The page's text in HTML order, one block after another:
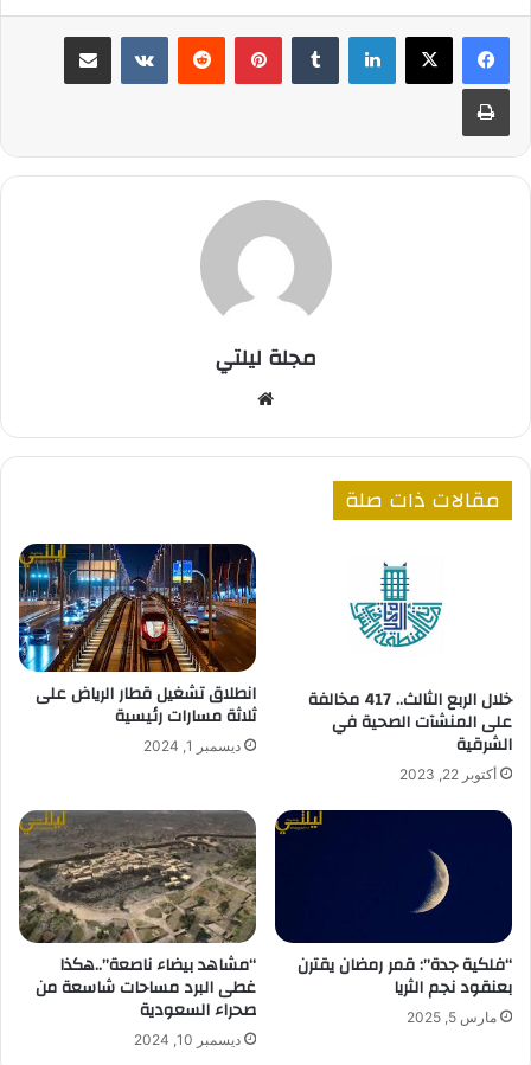
لينكدإن بينتيريست مشاركة عبر البريد
طباعة
مجلة ليلتي
مقالات ذات صلة
خلال الربع الثالث.. 417 مخالفة
على المنشآت الصحية في
الشرقية
أكتوبر 22, 2023
انطلاق تشغيل قطار الرياض على
ثلاثة مسارات رئيسية
ديسمبر 1, 2024
“فلكية جدة”: قمر رمضان يقترن
بعنقود نجم الثريا
مارس 5, 2025
“مشاهد بيضاء ناصعة”..هكذا
غطى البرد مساحات شاسعة من
صحراء السعودية
ديسمبر 10, 2024